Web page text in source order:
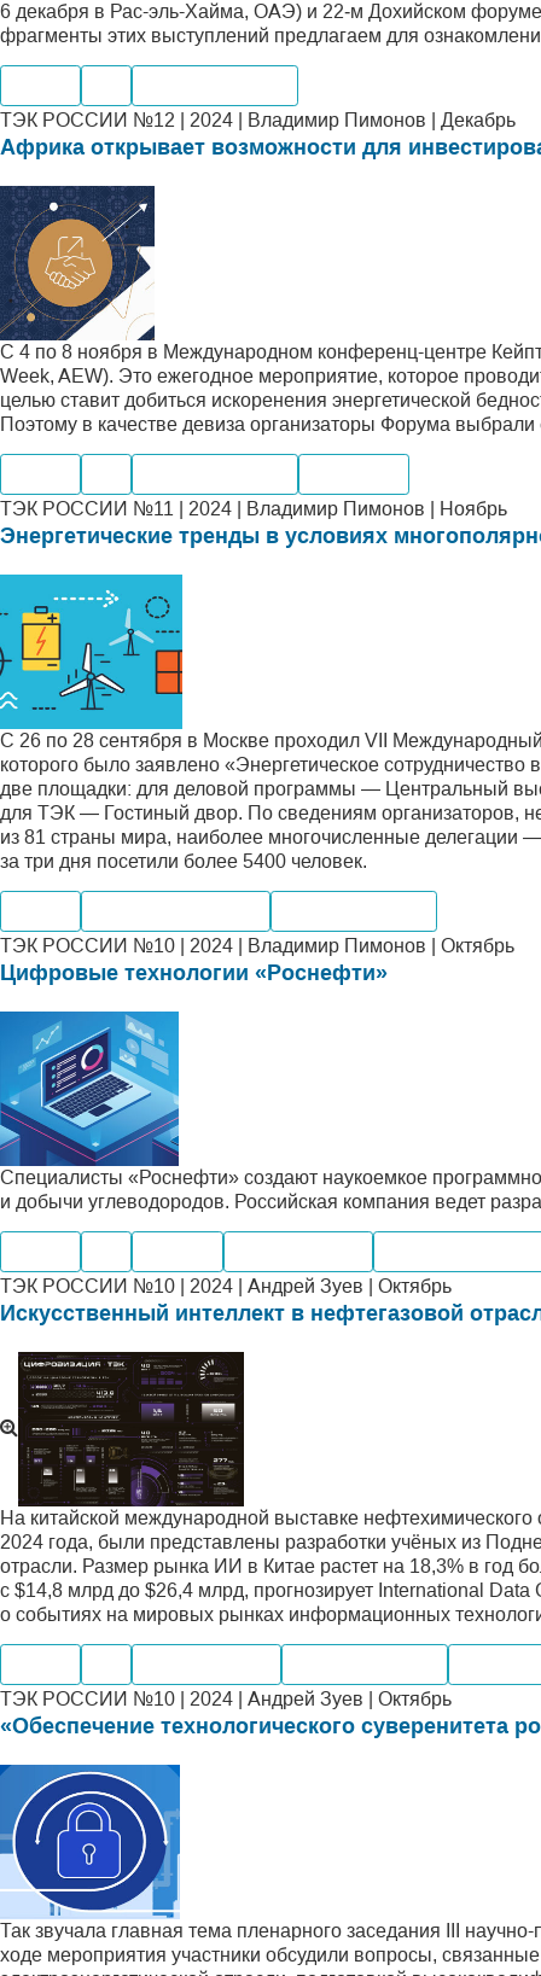
6 декабря в Рас-эль-Хайма, ОАЭ) и 22‑м Дохийском
фрагменты этих выступлений предлагаем для
ТЭК РОССИИ №12 | 2024 | Владимир Пимонов | Декабрь
Африка открывает возможности для
С 4 по 8 ноября в Международном конференц-центре
Week, AEW). Это ежегодное мероприятие, которое
целью ставит добиться искоренения энергетической
Поэтому в качестве девиза организаторы Форума
ТЭК РОССИИ №11 | 2024 | Владимир Пимонов | Ноябрь
Энергетические тренды в условиях
С 26 по 28 сентября в Москве проходил VII
которого было заявлено «Энергетическое
две площадки: для деловой программы — Центральный
для ТЭК — Гостиный двор. По сведениям организаторов,
из 81 страны мира, наиболее многочисленные
за три дня посетили более 5400 человек.
ТЭК РОССИИ №10 | 2024 | Владимир Пимонов | Октябрь
Цифровые технологии «Роснефти»
Специалисты «Роснефти» создают наукоемкое
и добычи углеводородов. Российская компания ведет
ТЭК РОССИИ №10 | 2024 | Андрей Зуев | Октябрь
Искусственный интеллект в нефтегазовой
На китайской международной выставке
2024 года, были представлены разработки учёных из
отрасли. Размер рынка ИИ в Китае растет на 18,3% в год
с $14,8 млрд до $26,4 млрд, прогнозирует International
о событиях на мировых рынках информационных
ТЭК РОССИИ №10 | 2024 | Андрей Зуев | Октябрь
«Обеспечение технологического суверенитета
Так звучала главная тема пленарного заседания III
ходе мероприятия участники обсудили вопросы,